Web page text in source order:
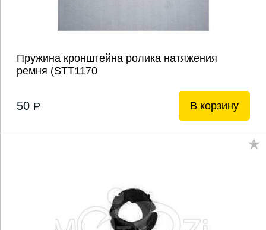
Пружина кронштейна ролика натяжения
ремня (STТ1170
50 P В корзину